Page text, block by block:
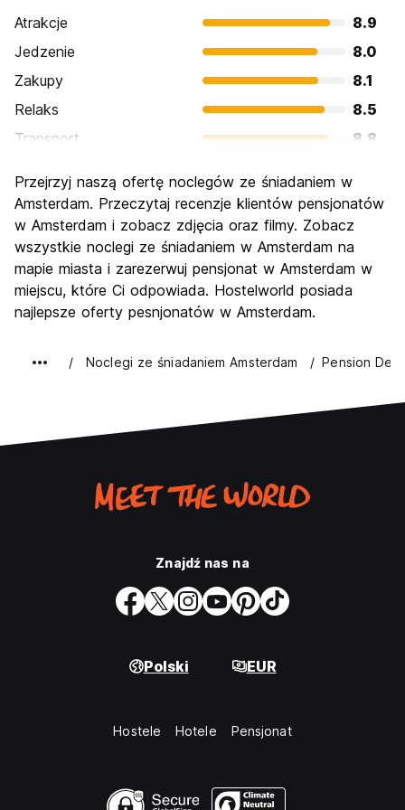
Atrakcje
8.9
Jedzenie
8.0
Zakupy
8.1
Relaks
8.5
Transport
8.8
Kultura
9.0
Imprezy
8.9
Najlepsza wartość
7.2
Przejrzyj naszą ofertę noclegów ze śniadaniem w
Amsterdam. Przeczytaj recenzje klientów pensjonatów
w Amsterdam i zobacz zdjęcia oraz filmy. Zobacz
wszystkie noclegi ze śniadaniem w Amsterdam na
mapie miasta i zarezerwuj pensjonat w Amsterdam w
miejscu, które Ci odpowiada. Hostelworld posiada
najlepsze oferty pesnjonatów w Amsterdam.
Noclegi ze śniadaniem Amsterdam Pension De
Znajdź nas na
Polski EUR
Hostele Hotele Pensjonat